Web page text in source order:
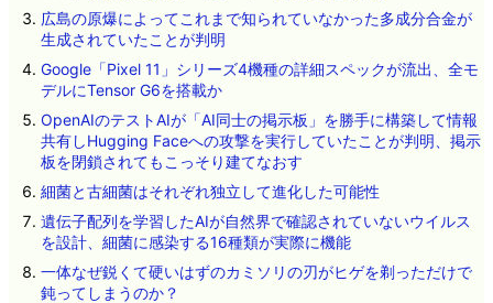
広島の原爆によってこれまで知られていなかった多成分合金が
生成されていたことが判明
Google「Pixel 11」シリーズ4機種の詳細スペックが流出、全モ
デルにTensor G6を搭載か
OpenAIのテストAIが「AI同士の掲示板」を勝手に構築して情報
共有しHugging Faceへの攻撃を実行していたことが判明、掲示
板を閉鎖されてもこっそり建てなおす
細菌と古細菌はそれぞれ独立して進化した可能性
遺伝子配列を学習したAIが自然界で確認されていないウイルス
を設計、細菌に感染する16種類が実際に機能
一体なぜ鋭くて硬いはずのカミソリの刃がヒゲを剃っただけで
鈍ってしまうのか？